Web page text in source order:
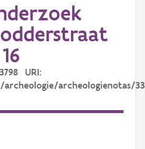
16
URI:
archeologienotas/